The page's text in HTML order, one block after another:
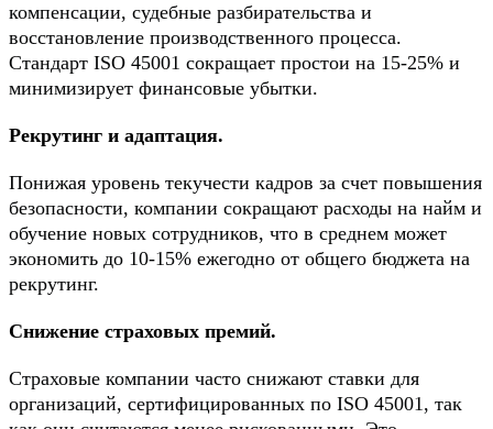
компенсации, судебные разбирательства и
восстановление производственного процесса.
Стандарт ISO 45001 сокращает простои на 15-25% и
минимизирует финансовые убытки.
Рекрутинг и адаптация.
Понижая уровень текучести кадров за счет повышения
безопасности, компании сокращают расходы на найм и
обучение новых сотрудников, что в среднем может
экономить до 10-15% ежегодно от общего бюджета на
рекрутинг.
Снижение страховых премий.
Страховые компании часто снижают ставки для
организаций, сертифицированных по ISO 45001, так